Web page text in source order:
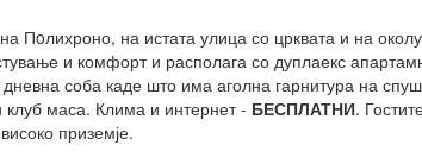
Пoлихроно, на истата улица со црквата и на околу
и комфорт и располага со дуплаекс
соба каде што има аголна гарнитура на
клуб маса. Клима и интернет - БЕСПЛАТНИ.
приземје.